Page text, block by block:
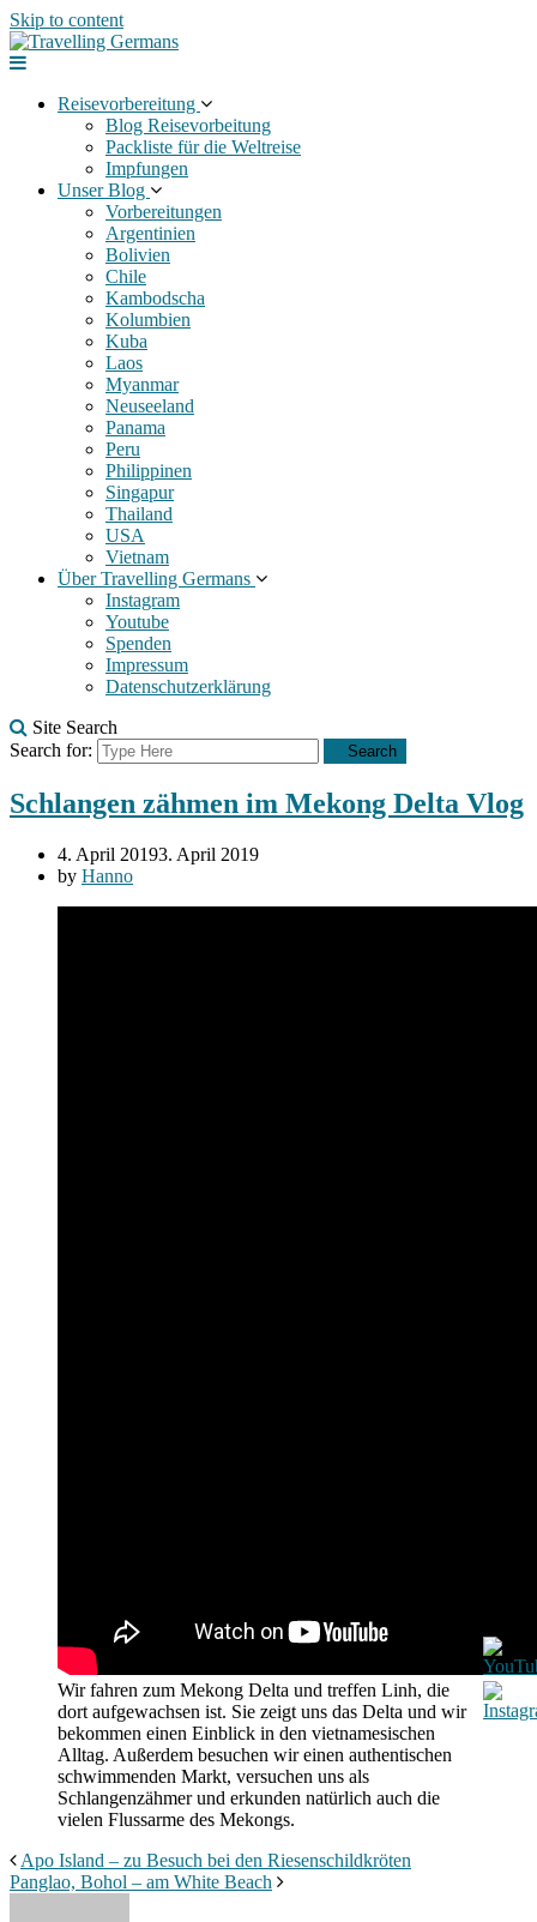
Skip to content
Reisevorbereitung
Blog Reisevorbeitung
Packliste für die Weltreise
Impfungen
Unser Blog
Vorbereitungen
Argentinien
Bolivien
Chile
Kambodscha
Kolumbien
Kuba
Laos
Myanmar
Neuseeland
Panama
Peru
Philippinen
Singapur
Thailand
USA
Vietnam
Über Travelling Germans
Instagram
Youtube
Spenden
Impressum
Datenschutzerklärung
Site Search
Search for:
Search
Schlangen zähmen im Mekong Delta Vlog
4. April 20193. April 2019
by Hanno
Wir fahren zum Mekong Delta und treffen Linh, die
dort aufgewachsen ist. Sie zeigt uns das Delta und wir
bekommen einen Einblick in den vietnamesischen
Alltag. Außerdem besuchen wir einen authentischen
schwimmenden Markt, versuchen uns als
Schlangenzähmer und erkunden natürlich auch die
vielen Flussarme des Mekongs.
Apo Island – zu Besuch bei den Riesenschildkröten
Panglao, Bohol – am White Beach